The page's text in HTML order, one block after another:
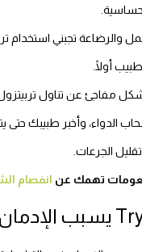
والرضاعة تجبني استخدام
أولًا.
مفاجئ عن تناول
الدواء، وأخبر طبيبك حتى
الجرعات.
تهمك عن انفصام